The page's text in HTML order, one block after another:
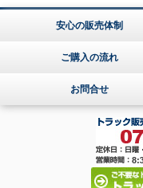
安心の販売体制
ご購入の流れ
お問合せ